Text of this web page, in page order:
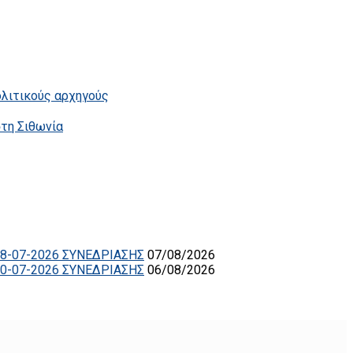
αρχηγούς
Σιθωνία
07-2026 ΣΥΝΕΔΡΙΑΣΗΣ 07/08/2026
07-2026 ΣΥΝΕΔΡΙΑΣΗΣ 06/08/2026